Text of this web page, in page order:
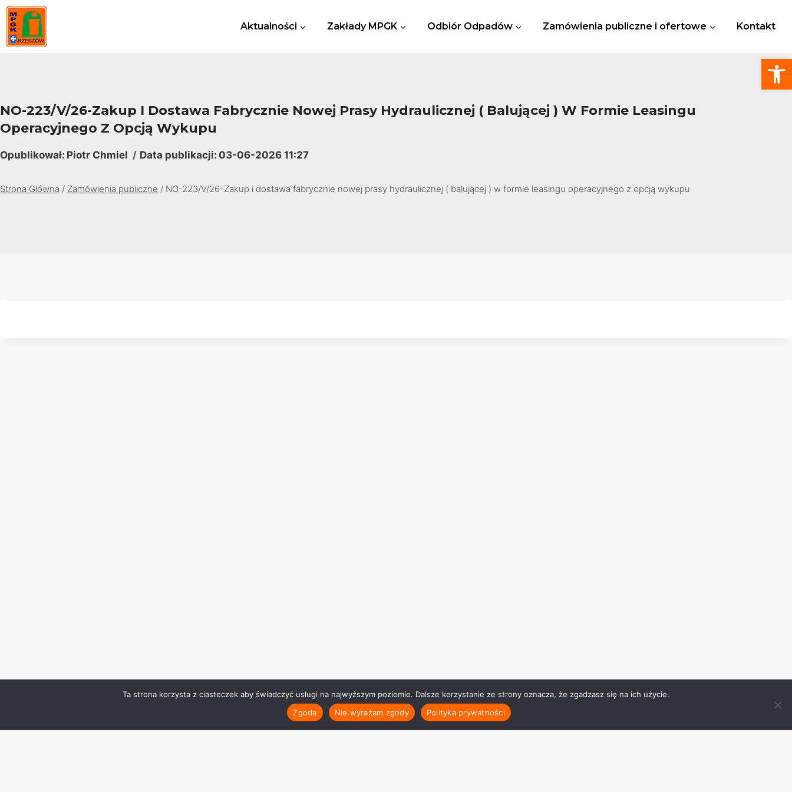
Przejdź
do
treści
Aktualności Zakłady MPGK Odbiór Odpadów Zamówienia publiczne i ofertowe Kontakt
NO-223/V/26-Zakup I Dostawa Fabrycznie Nowej Prasy Hydraulicznej ( Balującej ) W Formie Leasingu
Operacyjnego Z Opcją Wykupu
Opublikował: Piotr Chmiel Data publikacji: 03-06-2026 11:27
Strona Główna / Zamówienia publiczne / NO-223/V/26-Zakup i dostawa fabrycznie nowej prasy hydraulicznej ( balującej ) w formie leasingu operacyjnego z opcją wykupu
Ta strona korzysta z ciasteczek aby świadczyć usługi na najwyższym poziomie. Dalsze korzystanie ze strony oznacza, że zgadzasz się na ich użycie.
Zgoda
Nie wyrażam zgody Polityka prywatności